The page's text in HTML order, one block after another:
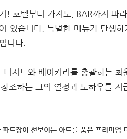
! 호텔부터 카지노, BAR까지 파
있습니다. 특별한 메뉴가 탄생
니다.
저트와 베이커리를 총괄하는
조하는 그의 열정과 노하우를 지
트장이 선보이는 아트를 품은 프리미엄